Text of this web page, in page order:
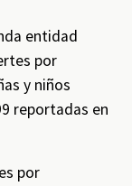
entidad
por
y niños
reportadas en
por